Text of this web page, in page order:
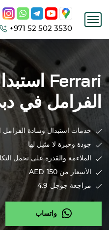
+971 52 502 3530
Ferrari
الفرامل في
خدمات استبدال وسادة الفرامل
جودة وخبرة لا مثيل لها
الملاءمة والقدرة على تحمل
الأسعار من 150
AED
مراجعة جوجل 4.9
واتساب